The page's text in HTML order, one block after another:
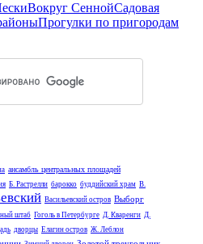
Вокруг СеннойСадовая
Прогулки по пригородам
ансамбль центральных площадей
Б. Растрелли барокко буддийский храм В.
Васильевский остров Выборг
штаб Гоголь в Петербурге Д. Кваренги Д.
дворцы Елагин остров Ж. Леблон